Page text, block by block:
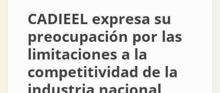
CADIEEL expresa su
preocupación por las
limitaciones a la
competitividad de la